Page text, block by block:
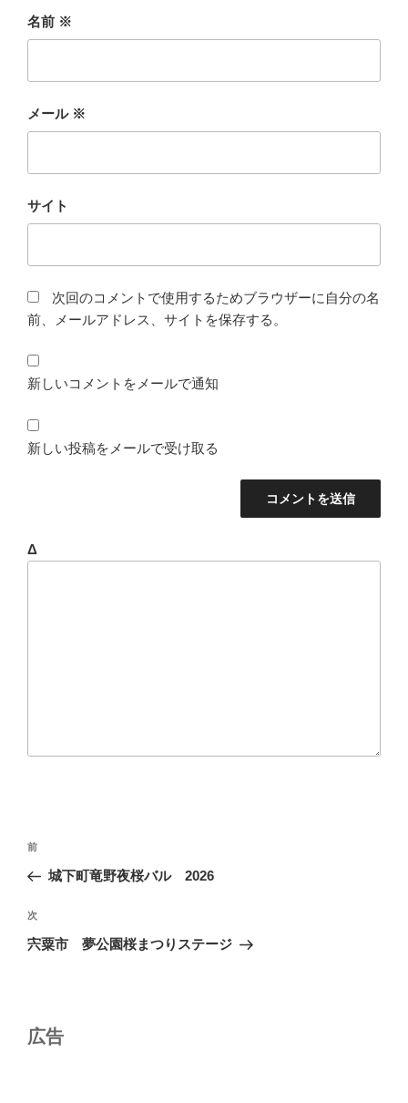
名前 ※
メール ※
サイト
次回のコメントで使用するためブラウザーに自分の名
前、メールアドレス、サイトを保存する。
新しいコメントをメールで通知
新しい投稿をメールで受け取る
Δ
投
ナ
ビ
ゲ
ン
前
の
稿
前
城下町竜野夜桜バル 2026
次
の
次
宍粟市 夢公園桜まつりステージ
広告